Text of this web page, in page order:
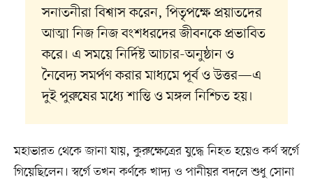
সনাতনীরা বিশ্বাস করেন, পিতৃপক্ষে প্রয়াতদের
আত্মা নিজ নিজ বংশধরদের জীবনকে প্রভাবিত
করে। এ সময়ে নির্দিষ্ট আচার-অনুষ্ঠান ও
নৈবেদ্য সমর্পণ করার মাধ্যমে পূর্ব ও উত্তর—এ
দুই পুরুষের মধ‍্যে শান্তি ও মঙ্গল নিশ্চিত হয়।
মহাভারত থেকে জানা যায়, কুরুক্ষেত্রের যুদ্ধে নিহত হয়েও কর্ণ স্বর্গে
গিয়েছিলেন। স্বর্গে তখন কর্ণকে খাদ্য ও পানীয়র বদলে শুধু সোনা